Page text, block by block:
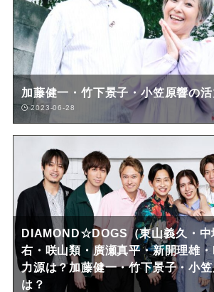
加藤健一・竹下景子・小笠原響の
2023-06-28
DIAMOND☆DOGS（東山義久・中
右・咲山類・廣瀬真平・新開理雄
力源は？加藤健一・竹下景子・小
は？